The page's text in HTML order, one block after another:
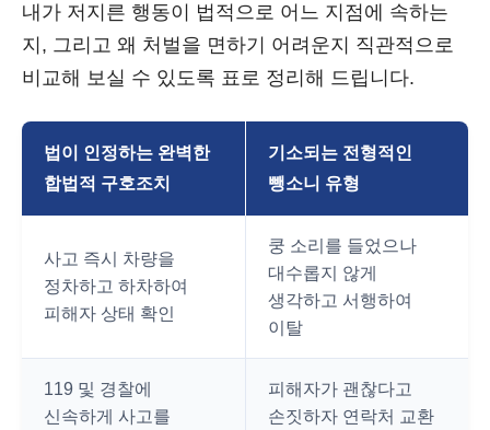
내가 저지른 행동이 법적으로 어느 지점에 속하는
지, 그리고 왜 처벌을 면하기 어려운지 직관적으로
비교해 보실 수 있도록 표로 정리해 드립니다.
법이 인정하는 완벽한
합법적 구호조치
기소되는 전형적인
뺑소니 유형
사고 즉시 차량을
정차하고 하차하여
피해자 상태 확인
쿵 소리를 들었으나
대수롭지 않게
생각하고 서행하여
이탈
119 및 경찰에
신속하게 사고를
피해자가 괜찮다고
손짓하자 연락처 교환